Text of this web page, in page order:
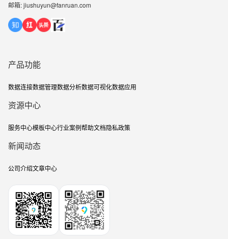
邮箱: jiushuyun@fanruan.com
产品功能
数据连接数据管理数据分析数据可视化数据应用
资源中心
服务中心模板中心行业案例帮助文档隐私政策
新闻动态
公司介绍文章中心